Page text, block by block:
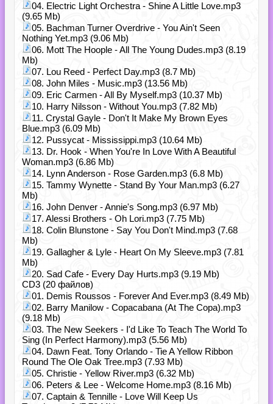
04. Electric Light Orchestra - Shine A Little Love.mp3
(9.65 Mb)
05. Bachman Turner Overdrive - You Ain't Seen
Nothing Yet.mp3 (9.06 Mb)
06. Mott The Hoople - All The Young Dudes.mp3 (8.19
Mb)
07. Lou Reed - Perfect Day.mp3 (8.7 Mb)
08. John Miles - Music.mp3 (13.56 Mb)
09. Eric Carmen - All By Myself.mp3 (10.37 Mb)
10. Harry Nilsson - Without You.mp3 (7.82 Mb)
11. Crystal Gayle - Don't It Make My Brown Eyes
Blue.mp3 (6.09 Mb)
12. Pussycat - Mississippi.mp3 (10.64 Mb)
13. Dr. Hook - When You're In Love With A Beautiful
Woman.mp3 (6.86 Mb)
14. Lynn Anderson - Rose Garden.mp3 (6.8 Mb)
15. Tammy Wynette - Stand By Your Man.mp3 (6.27
Mb)
16. John Denver - Annie's Song.mp3 (6.97 Mb)
17. Alessi Brothers - Oh Lori.mp3 (7.75 Mb)
18. Colin Blunstone - Say You Don't Mind.mp3 (7.68
Mb)
19. Gallagher & Lyle - Heart On My Sleeve.mp3 (7.81
Mb)
20. Sad Cafe - Every Day Hurts.mp3 (9.19 Mb)
CD3 (20 файлов)
01. Demis Roussos - Forever And Ever.mp3 (8.49 Mb)
02. Barry Manilow - Copacabana (At The Copa).mp3
(9.18 Mb)
03. The New Seekers - I'd Like To Teach The World To
Sing (In Perfect Harmony).mp3 (5.56 Mb)
04. Dawn Feat. Tony Orlando - Tie A Yellow Ribbon
Round The Ole Oak Tree.mp3 (7.93 Mb)
05. Christie - Yellow River.mp3 (6.32 Mb)
06. Peters & Lee - Welcome Home.mp3 (8.16 Mb)
07. Captain & Tennille - Love Will Keep Us